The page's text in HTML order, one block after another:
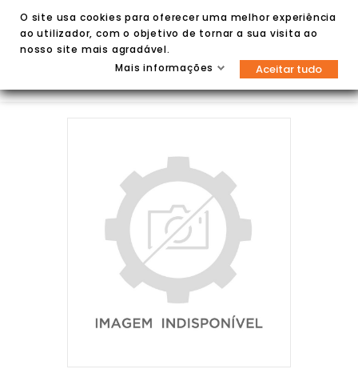

O site usa cookies para oferecer uma melhor experiência
ao utilizador, com o objetivo de tornar a sua visita ao
nosso site mais agradável.
Mais informações
Aceitar tudo